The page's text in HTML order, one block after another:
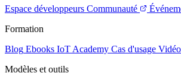
Espace développeurs Communauté
Formation
Blog Ebooks IoT Academy Cas d'usage
Modèles et outils